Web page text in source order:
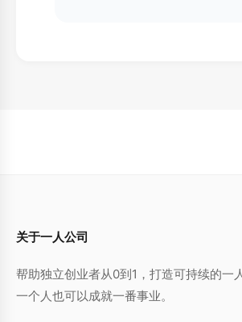
关于一人公司
帮助独立创业者从0到1，打造可持续的一
一个人也可以成就一番事业。